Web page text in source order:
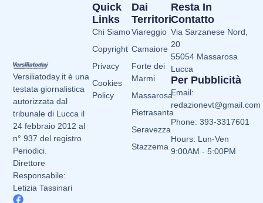
Versiliatoday.it è una
testata giornalistica
autorizzata dal
tribunale di Lucca il
24 febbraio 2012 al
n° 937 del registro
Periodici.
Direttore
Responsabile:
Letizia Tassinari
Dai
Territori
Viareggio
Camaiore
Forte dei
Marmi
Massarosa
Pietrasanta
Seravezza
Stazzema
Quick
Links
Chi Siamo
Copyright
Privacy
Cookies
Policy
Resta In
Contatto
Via Sarzanese Nord,
20
55054 Massarosa
Lucca
Per Pubblicità
Email:
redazionevt@gmail.com
Phone: 393-3317601
Hours: Lun-Ven
9:00AM - 5:00PM